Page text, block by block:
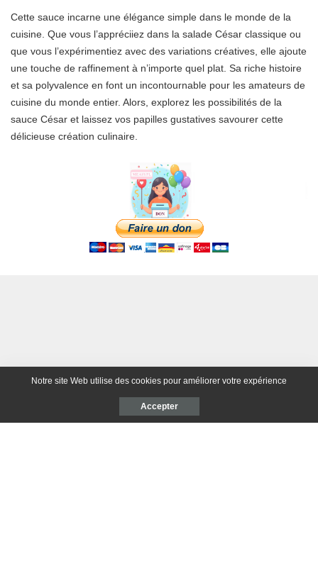
Cette sauce incarne une élégance simple dans le monde de la
cuisine. Que vous l’appréciiez dans la salade César classique ou
que vous l’expérimentiez avec des variations créatives, elle ajoute
une touche de raffinement à n’importe quel plat. Sa riche histoire
et sa polyvalence en font un incontournable pour les amateurs de
cuisine du monde entier. Alors, explorez les possibilités de la
sauce César et laissez vos papilles gustatives savourer cette
délicieuse création culinaire.
Notre site Web utilise des cookies pour améliorer votre expérience
Accepter